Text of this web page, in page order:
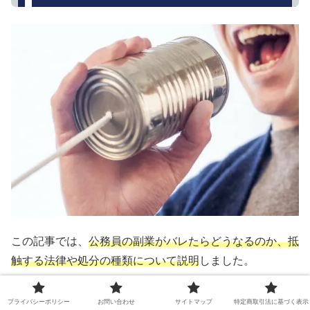
この記事では、 公務員の副業がバレたらどうなるのか、抵
触する法律や処分の種類について説明しました。
具体的な事例を紹介し、どの事例も通報が原因でバレたこ
プライバシーポリシー お問い合わせ サイトマップ 特定商取引法に基づく表示